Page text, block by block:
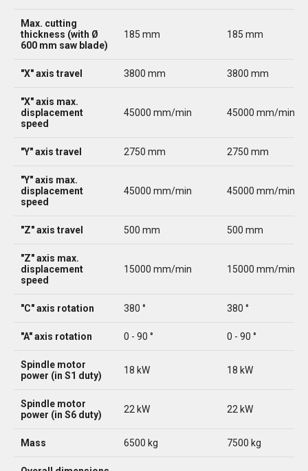
Max. cutting
thickness (with Ø
600 mm saw blade)
185 mm 185 mm
"X" axis travel 3800 mm 3800 mm
"X" axis max.
displacement
speed
45000 mm/min 45000 mm/min
"Y" axis travel 2750 mm 2750 mm
"Y" axis max.
displacement
speed
45000 mm/min 45000 mm/min
"Z" axis travel 500 mm 500 mm
"Z" axis max.
displacement
speed
15000 mm/min 15000 mm/min
"C" axis rotation 380 ° 380 °
"A" axis rotation 0 - 90 ° 0 - 90 °
Spindle motor
power (in S1 duty)
18 kW 18 kW
Spindle motor
power (in S6 duty)
22 kW 22 kW
Mass 6500 kg 7500 kg